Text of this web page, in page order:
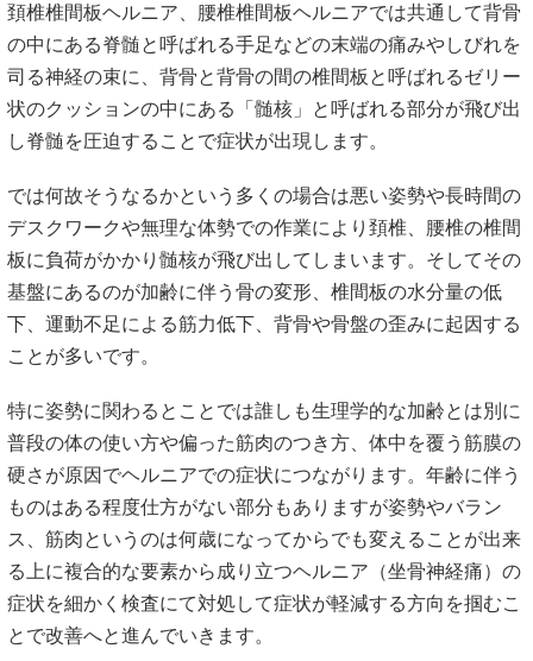
頚椎椎間板ヘルニア、腰椎椎間板ヘルニアでは共通して背骨
の中にある脊髄と呼ばれる手足などの末端の痛みやしびれを
司る神経の束に、背骨と背骨の間の椎間板と呼ばれるゼリー
状のクッションの中にある「髄核」と呼ばれる部分が飛び出
し脊髄を圧迫することで症状が出現します。
では何故そうなるかという多くの場合は悪い姿勢や長時間の
デスクワークや無理な体勢での作業により頚椎、腰椎の椎間
板に負荷がかかり髄核が飛び出してしまいます。そしてその
基盤にあるのが加齢に伴う骨の変形、椎間板の水分量の低
下、運動不足による筋力低下、背骨や骨盤の歪みに起因する
ことが多いです。
特に姿勢に関わるとことでは誰しも生理学的な加齢とは別に
普段の体の使い方や偏った筋肉のつき方、体中を覆う筋膜の
硬さが原因でヘルニアでの症状につながります。年齢に伴う
ものはある程度仕方がない部分もありますが姿勢やバラン
ス、筋肉というのは何歳になってからでも変えることが出来
る上に複合的な要素から成り立つヘルニア（坐骨神経痛）の
症状を細かく検査にて対処して症状が軽減する方向を掴むこ
とで改善へと進んでいきます。